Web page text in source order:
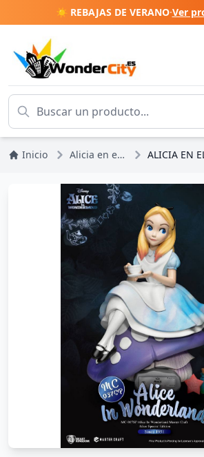
☀️ REBAJAS DE VERANO·Ver
Inicio Alicia en el país de las Maravillas